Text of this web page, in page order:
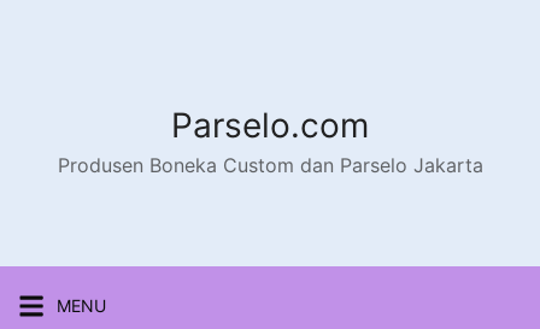
Parselo.com
Produsen Boneka Custom dan Parselo Jakarta
MENU